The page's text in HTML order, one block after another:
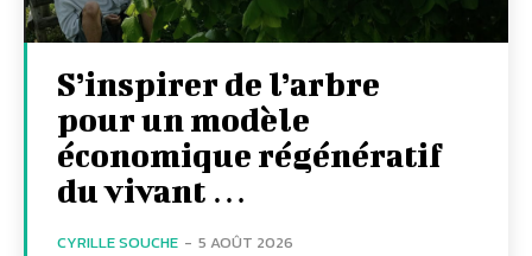
S’inspirer de l’arbre
pour un modèle
économique régénératif
du vivant …
CYRILLE SOUCHE - 5 AOÛT 2026